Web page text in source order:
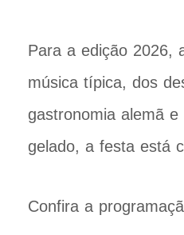
Para a edição 2026,
música típica, dos
gastronomia alemã e
gelado, a festa está
Confira a